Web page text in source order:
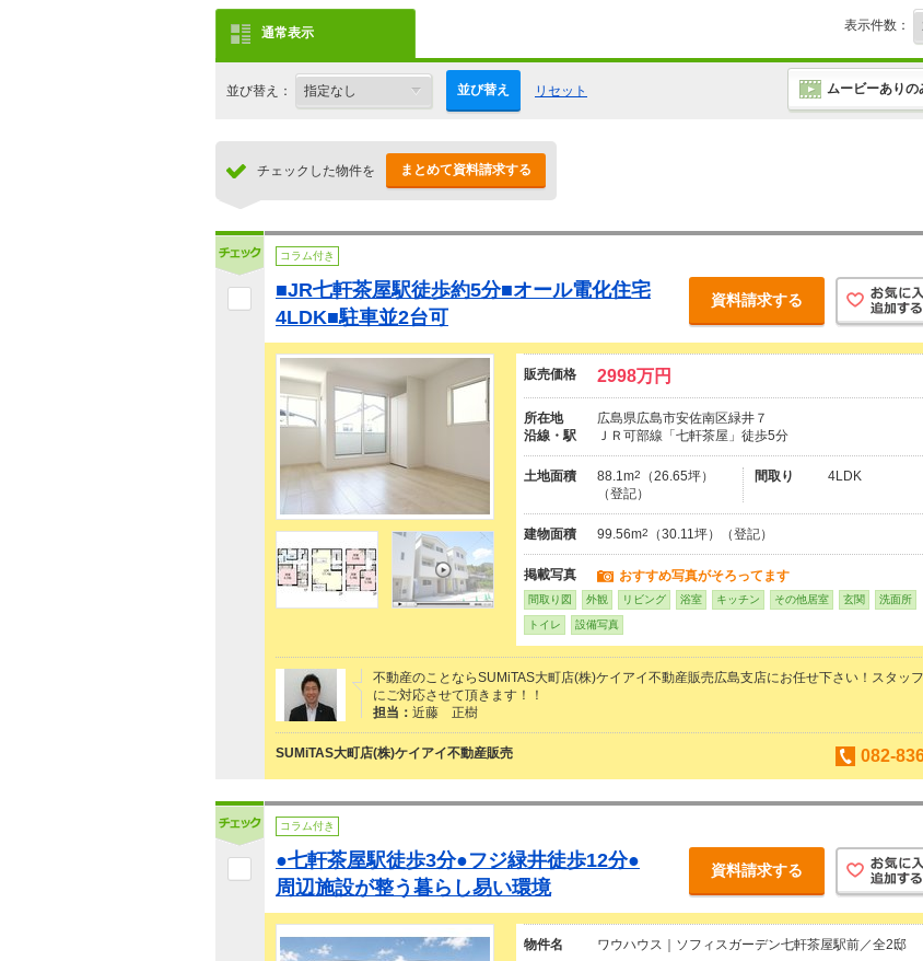
通常表示 表示件数：
並び替え： 並び替え リセット ムービーありの
チェックした物件を まとめて資料請求する
コラム付き
■JR七軒茶屋駅徒歩約5分■オール電化住宅
4LDK■駐車並2台可
資料請求する
販売価格 2998万円
所在地
広島県広島市安佐南区緑井７
沿線・駅
ＪＲ可部線「七軒茶屋」徒歩5分
土地面積 88.1m2
（26.65坪）
（登記）
間取り 4LDK
建物面積 99.56m2 （30.11坪）（登記）
掲載写真 おすすめ写真がそろってます
間取り図 外観 リビング 浴室 キッチン その他居室 玄関 洗面所
トイレ 設備写真
不動産のことならSUMiTAS大町店(株)ケイアイ不動産販売広島支店にお任せ下さい！スタッ
にご対応させて頂きます！！
担当： 近藤 正樹
SUMiTAS大町店(株)ケイアイ不動産販売 082-
コラム付き
●七軒茶屋駅徒歩3分●フジ緑井徒歩12分●
周辺施設が整う暮らし易い環境
資料請求する
物件名 ワウハウス｜ソフィスガーデン七軒茶屋駅前／全2邸